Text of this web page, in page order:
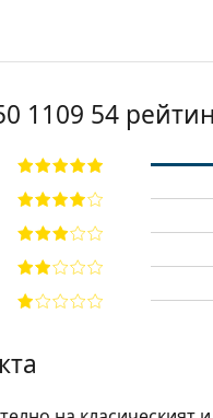
1109 54